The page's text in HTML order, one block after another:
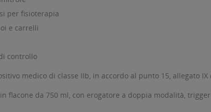
per fisioterapia
e carrelli
controllo
medico di classe IIb, in accordo al punto 15, allegato
flacone da 750 ml, con erogatore a doppia modalità,